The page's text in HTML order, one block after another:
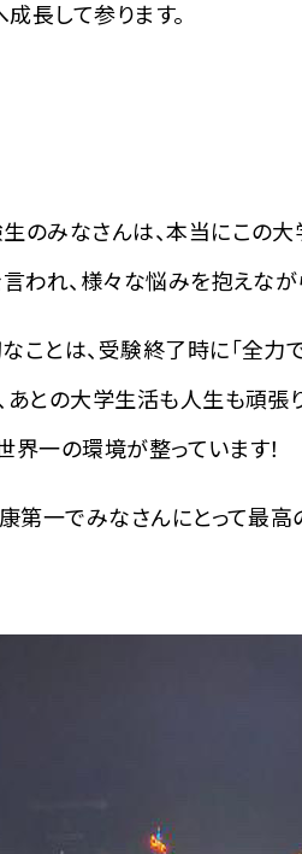
長して参ります。
のみなさんは、本当にこの
言われ、様々な悩みを抱えな
とは、受験終了時に「全力
あとの大学生活も人生も頑張
界一の環境が整っています！
第一でみなさんにとって最高